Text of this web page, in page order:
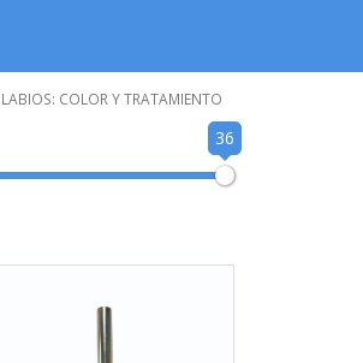
LABIOS: COLOR Y TRATAMIENTO
36